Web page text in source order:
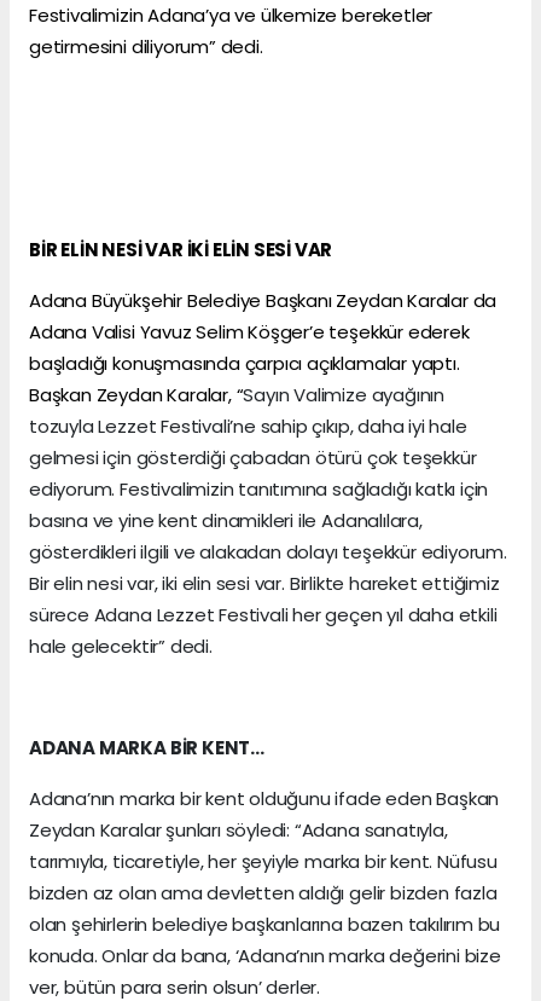
Festivalimizin Adana’ya ve ülkemize bereketler
getirmesini diliyorum” dedi.
BİR ELİN NESİ VAR İKİ ELİN SESİ VAR
Adana Büyükşehir Belediye Başkanı Zeydan Karalar da
Adana Valisi Yavuz Selim Köşger’e teşekkür ederek
başladığı konuşmasında çarpıcı açıklamalar yaptı.
Başkan Zeydan Karalar, “Sayın Valimize ayağının
tozuyla Lezzet Festivali’ne sahip çıkıp, daha iyi hale
gelmesi için gösterdiği çabadan ötürü çok teşekkür
ediyorum. Festivalimizin tanıtımına sağladığı katkı için
basına ve yine kent dinamikleri ile Adanalılara,
gösterdikleri ilgili ve alakadan dolayı teşekkür ediyorum.
Bir elin nesi var, iki elin sesi var. Birlikte hareket ettiğimiz
sürece Adana Lezzet Festivali her geçen yıl daha etkili
hale gelecektir” dedi.
ADANA MARKA BİR KENT…
Adana’nın marka bir kent olduğunu ifade eden Başkan
Zeydan Karalar şunları söyledi: “Adana sanatıyla,
tarımıyla, ticaretiyle, her şeyiyle marka bir kent. Nüfusu
bizden az olan ama devletten aldığı gelir bizden fazla
olan şehirlerin belediye başkanlarına bazen takılırım bu
konuda. Onlar da bana, ‘Adana’nın marka değerini bize
ver, bütün para serin olsun’ derler.